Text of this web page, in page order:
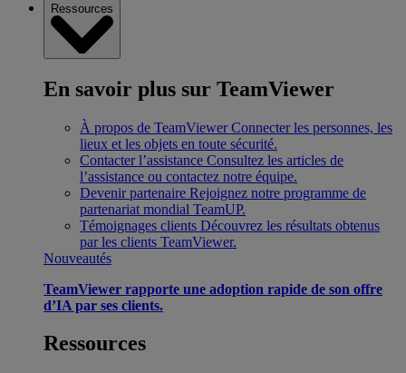
Ressources
En savoir plus sur TeamViewer
À propos de TeamViewer Connecter les personnes, les
lieux et les objets en toute sécurité.
Contacter l’assistance Consultez les articles de
l’assistance ou contactez notre équipe.
Devenir partenaire Rejoignez notre programme de
partenariat mondial TeamUP.
Témoignages clients Découvrez les résultats obtenus
par les clients TeamViewer.
Nouveautés
TeamViewer rapporte une adoption rapide de son offre
d’IA par ses clients.
Ressources